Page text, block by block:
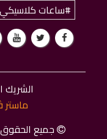
#ساعات كلاسيكي
الشريك
ماستر
جميع الحقوق